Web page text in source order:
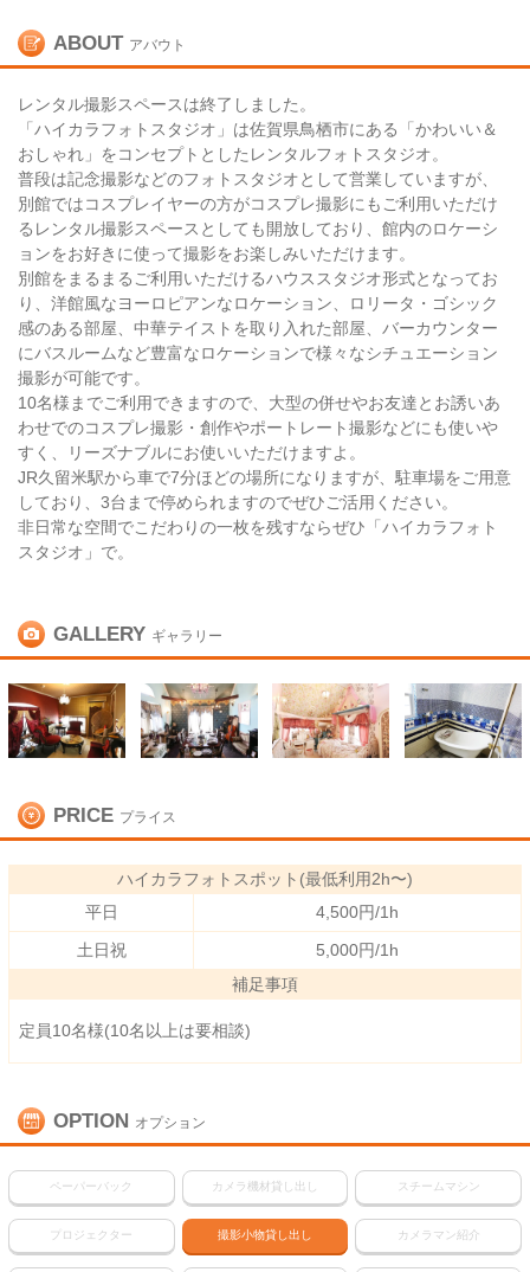
ABOUT アバウト
レンタル撮影スペースは終了しました。
「ハイカラフォトスタジオ」は佐賀県鳥栖市にある「かわいい＆
おしゃれ」をコンセプトとしたレンタルフォトスタジオ。
普段は記念撮影などのフォトスタジオとして営業していますが、
別館ではコスプレイヤーの方がコスプレ撮影にもご利用いただけ
るレンタル撮影スペースとしても開放しており、館内のロケーシ
ョンをお好きに使って撮影をお楽しみいただけます。
別館をまるまるご利用いただけるハウススタジオ形式となってお
り、洋館風なヨーロピアンなロケーション、ロリータ・ゴシック
感のある部屋、中華テイストを取り入れた部屋、バーカウンター
にバスルームなど豊富なロケーションで様々なシチュエーション
撮影が可能です。
10名様までご利用できますので、大型の併せやお友達とお誘いあ
わせでのコスプレ撮影・創作やポートレート撮影などにも使いや
すく、リーズナブルにお使いいただけますよ。
JR久留米駅から車で7分ほどの場所になりますが、駐車場をご用意
しており、3台まで停められますのでぜひご活用ください。
非日常な空間でこだわりの一枚を残すならぜひ「ハイカラフォト
スタジオ」で。
GALLERY ギャラリー
PRICE プライス
ハイカラフォトスポット(最低利用2h〜)
平日
4,500円/1h
土日祝
5,000円/1h
補足事項
定員10名様(10名以上は要相談)
OPTION オプション
ペーパーバック カメラ機材貸し出し スチームマシン
プロジェクター 撮影小物貸し出し カメラマン紹介